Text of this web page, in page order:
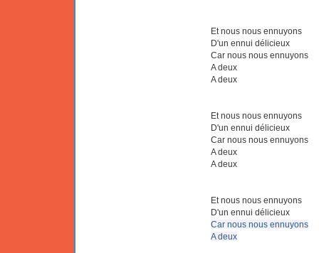
Et nous nous ennuyons
D'un ennui délicieux
Car nous nous ennuyons
A deux
A deux
Et nous nous ennuyons
D'un ennui délicieux
Car nous nous ennuyons
A deux
A deux
Et nous nous ennuyons
D'un ennui délicieux
Car nous nous ennuyons
A deux